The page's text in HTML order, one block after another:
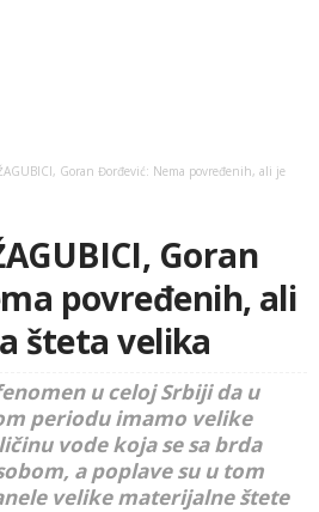
Goran Đorđević: Nema povređenih, ali je
Goran
povređenih, ali
šteta velika
u celoj Srbiji da u
periodu imamo velike
vode koja se sa brda
a poplave su u tom
velike materijalne štete